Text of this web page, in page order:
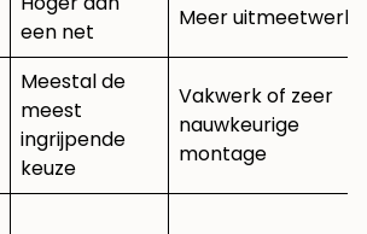
een net
Meer uitmeetwerk
Meestal de
meest
ingrijpende
keuze
Vakwerk of zeer
nauwkeurige
montage